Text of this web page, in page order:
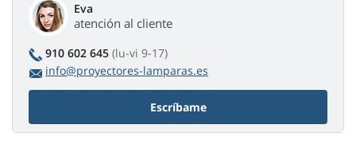
Eva
atención al cliente
910 602 645 (lu-vi 9-17)
info@proyectores-lamparas.es
Escríbame